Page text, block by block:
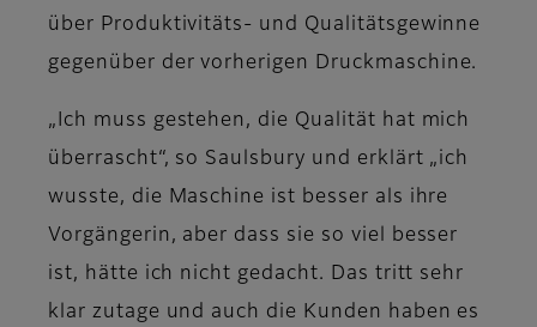
über Produktivitäts- und Qualitätsgewinne
gegenüber der vorherigen Druckmaschine.
„Ich muss gestehen, die Qualität hat mich
überrascht“, so Saulsbury und erklärt „ich
wusste, die Maschine ist besser als ihre
Vorgängerin, aber dass sie so viel besser
ist, hätte ich nicht gedacht. Das tritt sehr
klar zutage und auch die Kunden haben es